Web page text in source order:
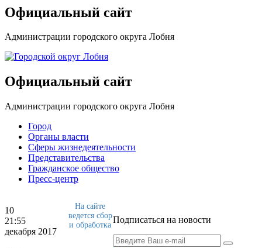
Официальный сайт
Администрации городского округа Лобня
Официальный сайт
Администрации городского округа Лобня
Город
Органы власти
Сферы жизнедеятельности
Представительства
Гражданское общество
Пресс-центр
10
21:55
декабря 2017
Подписаться на новости
На сайте
ведется сбор
и обработка